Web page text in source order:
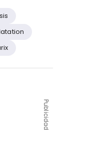
Publicidad